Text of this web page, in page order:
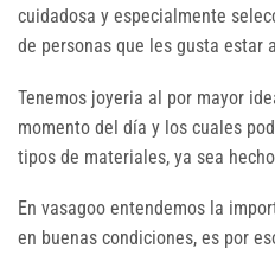
cuidadosa y especialmente
de personas que les gusta estar
Tenemos joyeria al por mayor
momento del día y los cuales
tipos de materiales, ya sea
En vasagoo entendemos la
en buenas condiciones, es por